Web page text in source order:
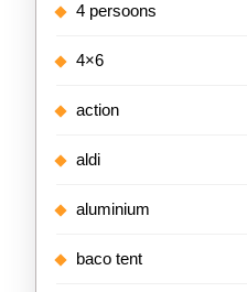
4 persoons
4×6
action
aldi
aluminium
baco tent